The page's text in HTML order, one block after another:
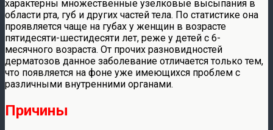
характерны множественные узелковые высыпания в
области рта, губ и других частей тела. По статистике она
проявляется чаще на губах у женщин в возрасте
пятидесяти-шестидесяти лет, реже у детей с 6-
месячного возраста. От прочих разновидностей
дерматозов данное заболевание отличается только тем,
что появляется на фоне уже имеющихся проблем с
различными внутренними органами.
Причины